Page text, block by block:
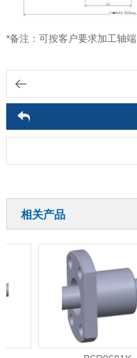
*备注：可按客户要求加工轴端
相关产品